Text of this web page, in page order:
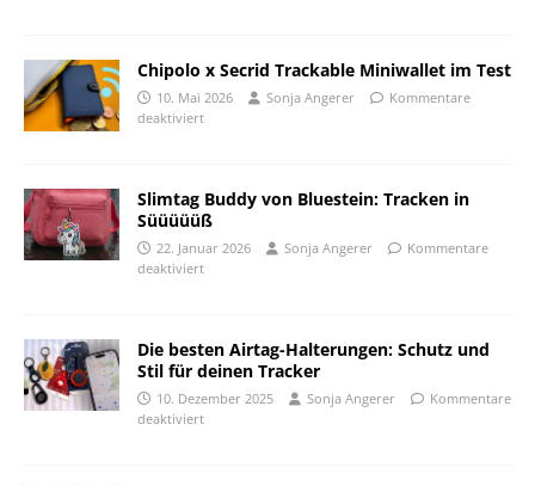
Chipolo x Secrid Trackable Miniwallet im Test
10. Mai 2026 Sonja Angerer
Kommentare
deaktiviert
Slimtag Buddy von Bluestein: Tracken in
Süüüüüß
22. Januar 2026 Sonja Angerer
Kommentare
deaktiviert
Die besten Airtag-Halterungen: Schutz und
Stil für deinen Tracker
10. Dezember 2025 Sonja Angerer
Kommentare
deaktiviert